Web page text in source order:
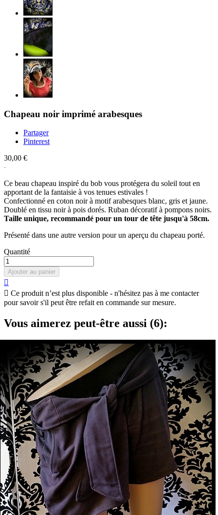
Chapeau noir imprimé arabesques
Partager
Pinterest
30,00 €
Ce beau chapeau inspiré du bob vous protégera du soleil tout en
apportant de la fantaisie à vos tenues estivales !
Confectionné en coton noir à motif arabesques blanc, gris et jaune.
Doublé en tissu noir à pois dorés. Ruban décoratif à pompons noirs.
Taille unique, recommandé pour un tour de tête jusqu'à 58cm.
Présenté dans une autre version pour un aperçu du chapeau porté.
Quantité
Ajouter au panier

 Ce produit n’est plus disponible - n'hésitez pas à me contacter
pour savoir s'il peut être refait en commande sur mesure.
Vous aimerez peut-être aussi (6):